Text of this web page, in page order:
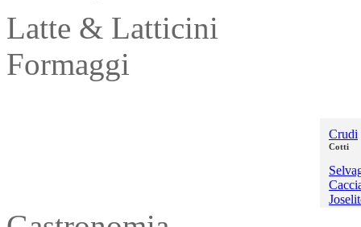
Latte & Latticini
Formaggi
Crudi
Cotti